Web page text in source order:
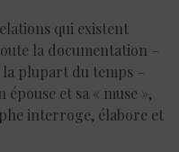
qui existent
la documentation –
la plupart du temps –
et sa « muse »,
interroge, élabore et